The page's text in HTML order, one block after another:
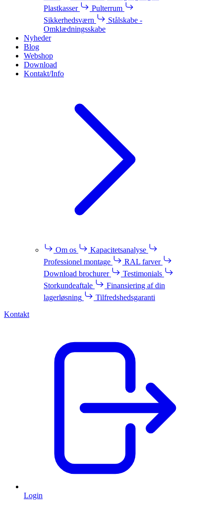
Plastkasser
Pulterrum
Sikkerhedsværn
Stålskabe -
Omklædningsskabe
Nyheder
Blog
Webshop
Download
Kontakt/Info
Om os
Kapacitetsanalyse
Professionel montage
RAL farver
Download brochurer
Testimonials
Storkundeaftale
Finansiering af din
lagerløsning
Tilfredshedsgaranti
Kontakt
Login